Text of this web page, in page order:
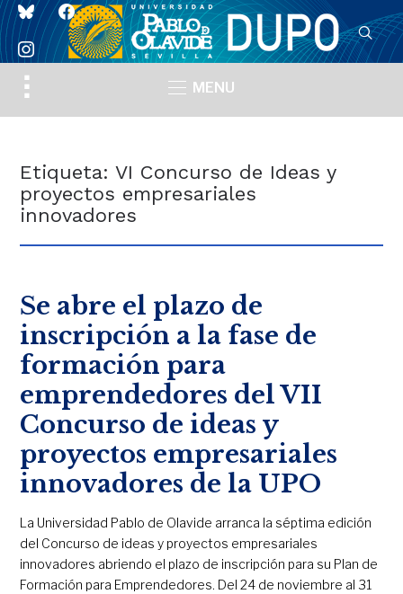
blueskyfacebook
instagram
Toggle
sidebar
MENU
Etiqueta:VI Concurso de Ideas y
proyectos empresariales
innovadores
Se abre el plazo de
inscripción a la fase de
formación para
emprendedores del VII
Concurso de ideas y
proyectos empresariales
innovadores de la UPO
La Universidad Pablo de Olavide arranca la séptima edición
del Concurso de ideas y proyectos empresariales
innovadores abriendo el plazo de inscripción para su Plan de
Formación para Emprendedores. Del 24 de noviembre al 31